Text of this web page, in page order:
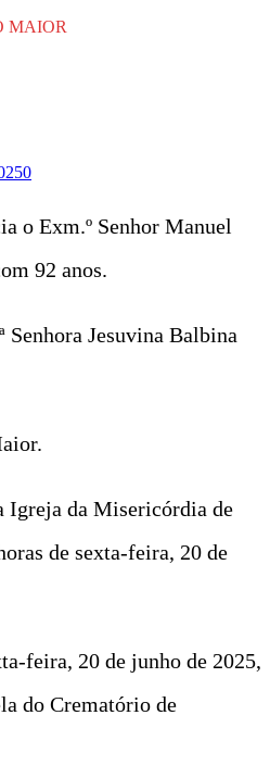
MAIOR
0
o Exm.º Senhor Manuel
92 anos.
Senhora Jesuvina Balbina
Igreja da Misericórdia de
de sexta-feira, 20 de
feira, 20 de junho de 2025,
do Crematório de